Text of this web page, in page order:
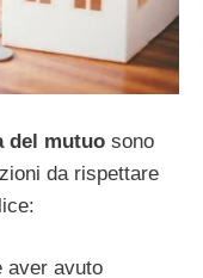
del mutuo sono
da rispettare
aver avuto